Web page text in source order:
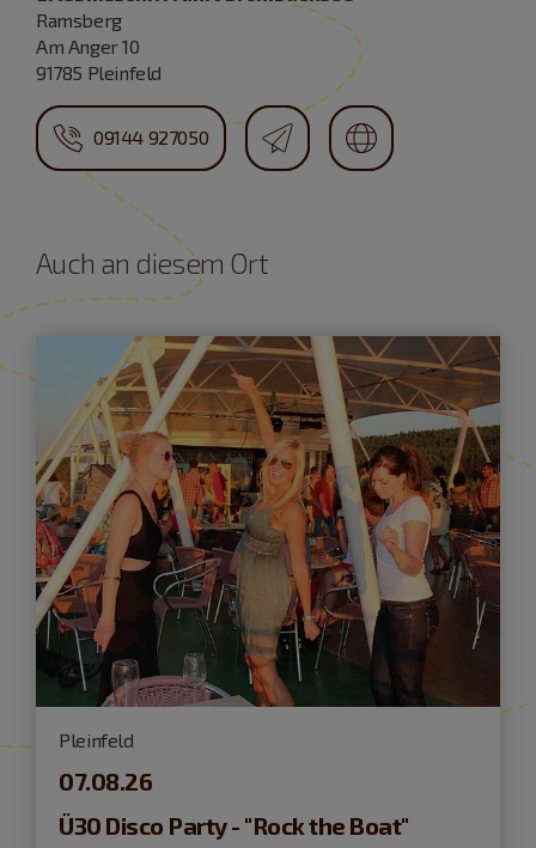
Ramsberg
Am Anger 10
91785 Pleinfeld
09144 927050
Auch an diesem Ort
Pleinfeld
07.08.26
Ü30 Disco Party - "Rock the Boat"